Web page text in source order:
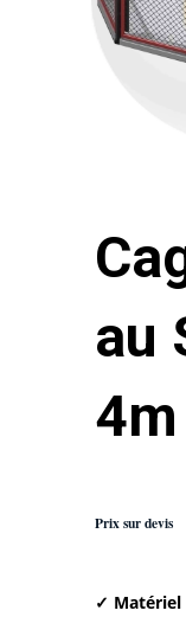
au
4m
Prix sur devis
✓ Matériel